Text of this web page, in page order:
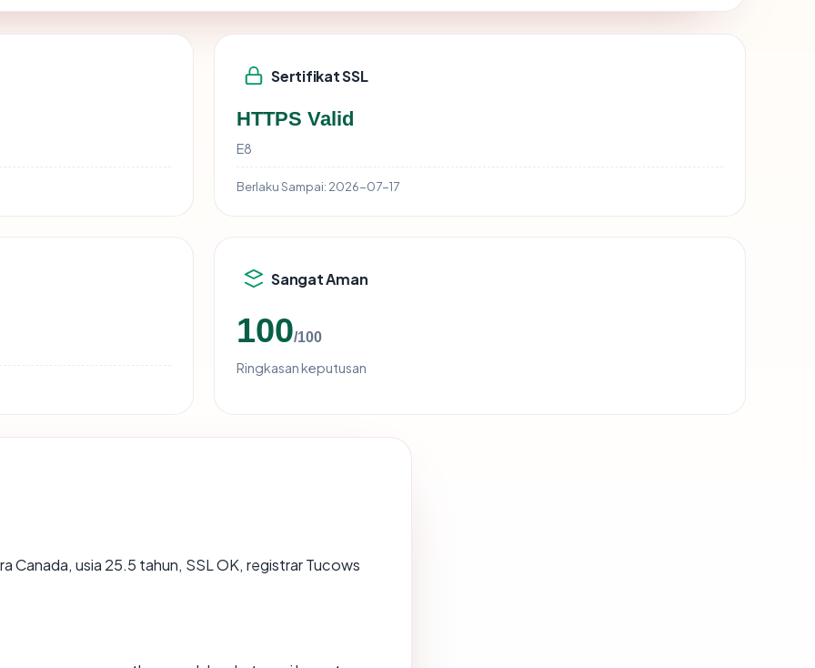
Sertifikat SSL
HTTPS Valid
E8
Berlaku Sampai: 2026-07-17
Sangat Aman
100/100
Ringkasan keputusan
Canada, usia 25.5 tahun, SSL OK, registrar Tucows